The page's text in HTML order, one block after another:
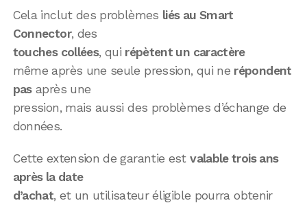
Cela inclut des problèmes liés au Smart
Connector, des
touches collées, qui répètent un caractère
même après une seule pression, qui ne répondent
pasaprès une
pression, mais aussi des problèmes d’échange de
données.
Cette extension de garantie estvalable trois ans
après la date
d’achat, et un utilisateur éligible pourra obtenir